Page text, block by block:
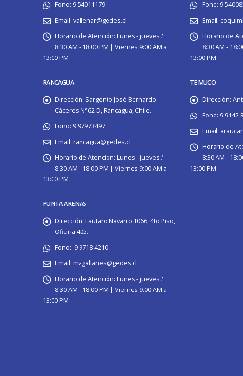
Fono: 9 54011179
Email: vallenar@gedes.cl
Horario de Atención: Lunes - jueves /
8:30 AM - 18:00 PM | Viernes 9:00 AM a
13:00 PM
RANCAGUA
Dirección: Sargento José Bernardo
Cáceres N°62 D, Rancagua, Chile.
Fono: 9 97973497
Email: rancagua@gedes.cl
Horario de Atención: Lunes - jueves /
8:30 AM - 18:00 PM | Viernes 9:00 AM a
13:00 PM
PUNTA ARENAS
Dirección: Lautaro Navarro 1066, 4to Piso,
Oficina 405.
Fono:: 9 9718 4210
Email: magallanes@gedes.cl
Horario de Atención: Lunes - jueves /
8:30 AM - 18:00 PM | Viernes 9:00 AM a
13:00 PM
Fono: 9
Email:
Horario de
8:30 AM -
13:00 PM
TEMUCO
Dirección:
Fono: 9 9142
Email:
Horario de
8:30 AM -
13:00 PM